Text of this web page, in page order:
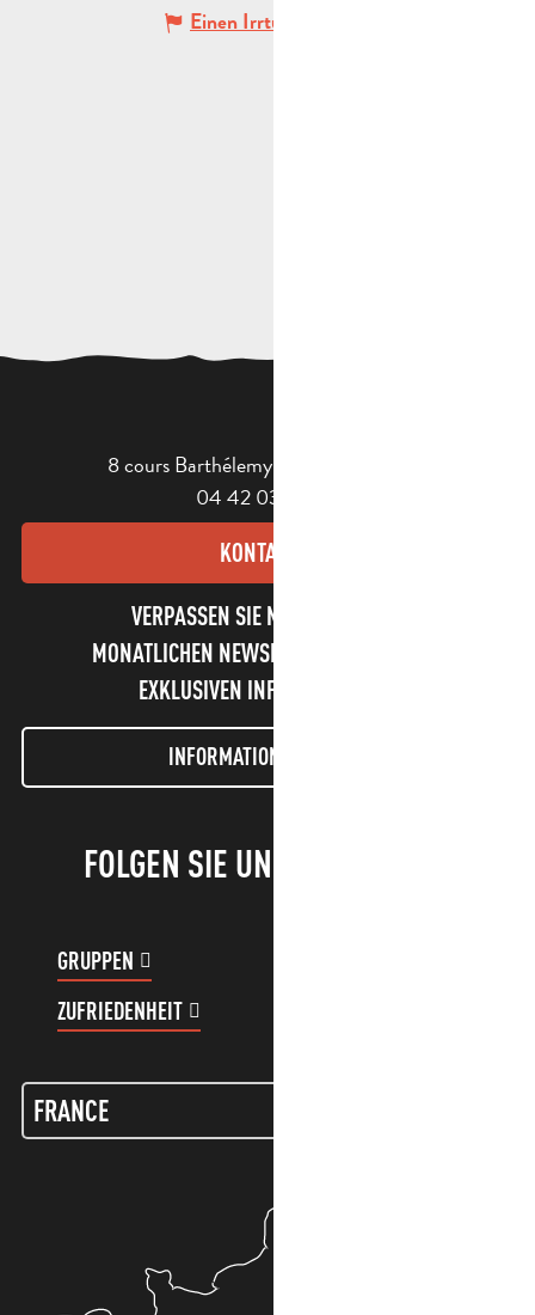
Einen Irrtum angeben
8 cours Barthélemy - 13400 Aubagne
04 42 03 49 98
KONTAKT
VERPASSEN SIE NICHT UNSEREN
MONATLICHEN NEWSLETTER UND UNSERE
EXKLUSIVEN INFORMATIONEN!
INFORMATIONEN LETTER
FOLGEN SIE UNS!
GRUPPEN
ZUFRIEDENHEIT